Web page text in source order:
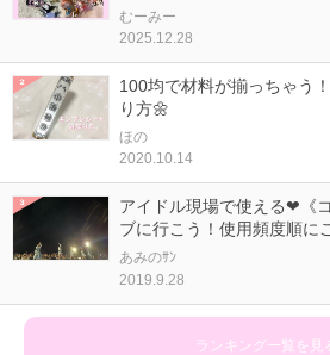
むーみー
2025.12.28
100均で材料が揃っちゃう
り方🌼
ほの
2020.10.14
アイドル現場で使える❤《
ブに行こう！使用頻度順に
あみのｻﾝ
2019.9.28
ランキング一覧を見